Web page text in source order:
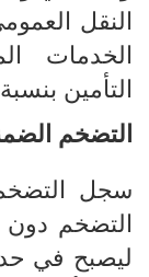
النقل
الخدمات
التأمين بنسبة
التضخم
سجل
التضخم دون
ليصبح في